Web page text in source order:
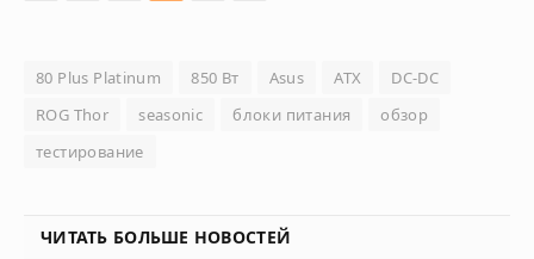
80 Plus Platinum 850 Вт Asus ATX
DC-DC
ROG Thor
seasonic блоки питания
обзор
тестирование
ЧИТАТЬ БОЛЬШЕ НОВОСТЕЙ